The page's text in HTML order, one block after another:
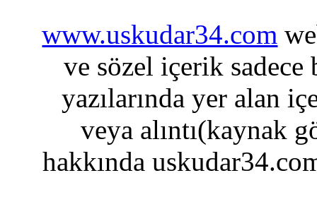
www.uskudar34.com
ve sözel içerik sadece
yazılarında yer alan
veya alıntı(kaynak
hakkında